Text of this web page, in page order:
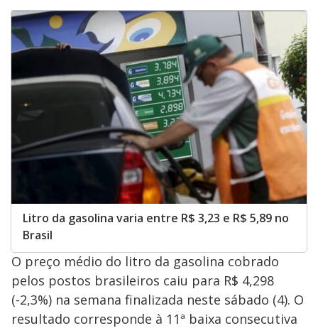
Litro da gasolina varia entre R$ 3,23 e R$ 5,89 no
Brasil
O preço médio do litro da gasolina cobrado
pelos postos brasileiros caiu para R$ 4,298
(-2,3%) na semana finalizada neste sábado (4). O
resultado corresponde à 11ª baixa consecutiva